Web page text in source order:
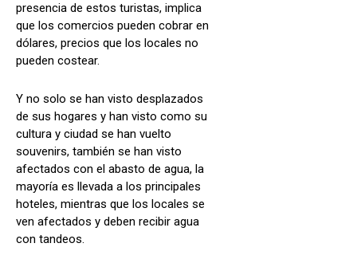
presencia de estos turistas, implica
que los comercios pueden cobrar en
dólares, precios que los locales no
pueden costear.
Y no solo se han visto desplazados
de sus hogares y han visto como su
cultura y ciudad se han vuelto
souvenirs, también se han visto
afectados con el abasto de agua, la
mayoría es llevada a los principales
hoteles, mientras que los locales se
ven afectados y deben recibir agua
con tandeos.